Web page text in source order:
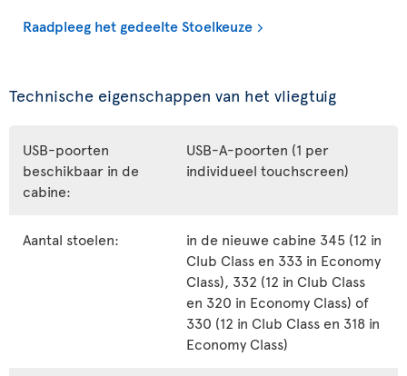
Raadpleeg het gedeelte Stoelkeuze
Technische eigenschappen van het vliegtuig
USB-poorten
beschikbaar in de
cabine:
USB-A-poorten (1 per
individueel touchscreen)
Aantal stoelen:
in de nieuwe cabine 345 (12 in
Club Class en 333 in Economy
Class), 332 (12 in Club Class
en 320 in Economy Class) of
330 (12 in Club Class en 318 in
Economy Class)